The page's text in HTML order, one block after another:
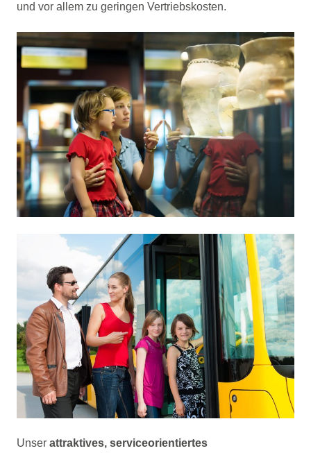
und vor allem zu geringen Vertriebskosten.
Unser attraktives, serviceorientiertes